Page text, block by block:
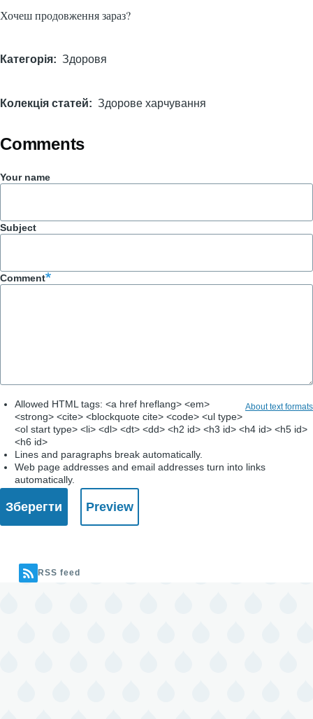
Хочеш продовження зараз?
Категорія Здоровя
Колекція статей Здорове харчування
Comments
Your name
Subject
Comment
About text formats
Allowed HTML tags: <a href hreflang> <em>
<strong> <cite> <blockquote cite> <code> <ul type>
<ol start type> <li> <dl> <dt> <dd> <h2 id> <h3 id> <h4 id> <h5 id>
<h6 id>
Lines and paragraphs break automatically.
Web page addresses and email addresses turn into links
automatically.
RSS feed